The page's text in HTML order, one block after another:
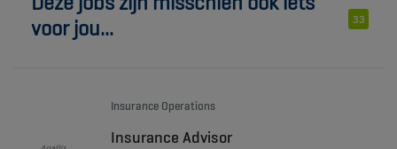
voor jou...
33
Insurance Operations
Insurance Advisor